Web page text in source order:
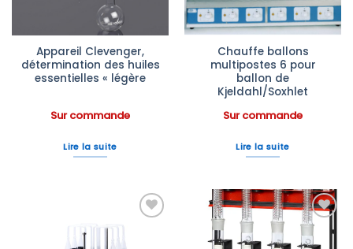
Appareil Clevenger,
détermination des huiles
essentielles « légère
Sur commande
Lire la suite
Chauffe ballons
multipostes 6 pour
ballon de
Kjeldahl/Soxhlet
Sur commande
Lire la suite